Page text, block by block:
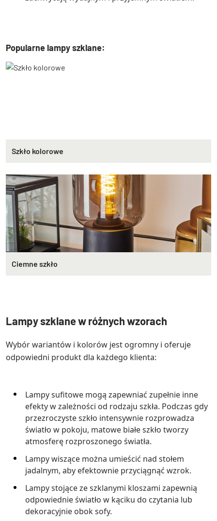
Popularne lampy szklane:
Szkło kolorowe
Ciemne szkło
Lampy szklane w różnych wzorach
Wybór wariantów i kolorów jest ogromny i oferuje
odpowiedni produkt dla każdego klienta:
Lampy sufitowe mogą zapewniać zupełnie inne
efekty w zależności od rodzaju szkła. Podczas gdy
przezroczyste szkło intensywnie rozprowadza
światło w pokoju, matowe białe szkło tworzy
atmosferę rozproszonego światła.
Lampy wiszące można umieścić nad stołem
jadalnym, aby efektownie przyciągnąć wzrok.
Lampy stojące ze szklanymi kloszami zapewnią
odpowiednie światło w kąciku do czytania lub
dekoracyjnie obok sofy.